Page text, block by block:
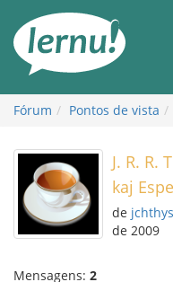
conteúdo
Fórum Pontos de vista
J. R. R.
kaj
de jchthys
de 2009
Mensagens: 2